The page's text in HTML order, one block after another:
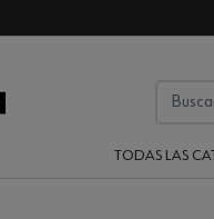
TODAS LAS